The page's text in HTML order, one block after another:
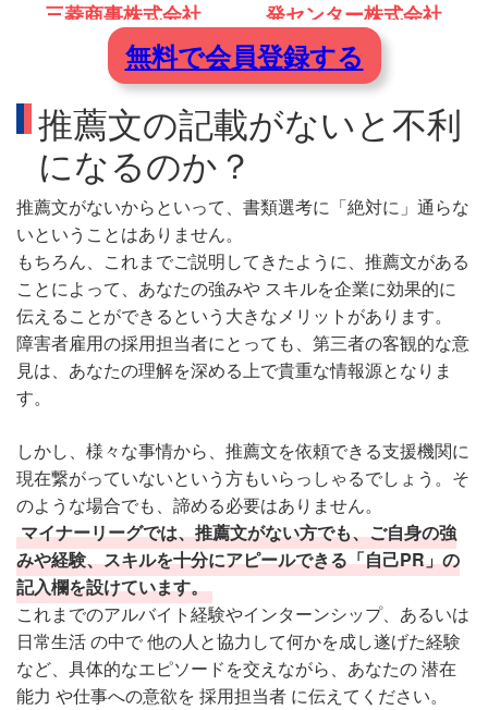
三菱商事株式会社 発センター株式会社
無料で会員登録する
推薦文の記載がないと不利
になるのか？
推薦文がないからといって、書類選考に「絶対に」通らな
いということはありません。
もちろん、これまでご説明してきたように、推薦文がある
ことによって、あなたの強みや スキルを企業に効果的に
伝えることができるという大きなメリットがあります。
障害者雇用の採用担当者にとっても、第三者の客観的な意
見は、あなたの理解を深める上で貴重な情報源となりま
す。
しかし、様々な事情から、推薦文を依頼できる支援機関に
現在繋がっていないという方もいらっしゃるでしょう。そ
のような場合でも、諦める必要はありません。
マイナーリーグでは、推薦文がない方でも、ご自身の強
みや経験、スキルを十分にアピールできる「自己PR」の
記入欄を設けています。
これまでのアルバイト経験やインターンシップ、あるいは
日常生活 の中で 他の人と協力して何かを成し遂げた経験
など、具体的なエピソードを交えながら、あなたの 潜在
能力 や仕事への意欲を 採用担当者 に伝えてください。